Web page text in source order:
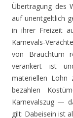
Übertragung des
auf unentgeltlich
in ihrer Freizeit
Karnevals-
von Brauchtum
verankert ist
materiellen Lohn
bezahlen
Karnevalszug —
gilt: Dabeisein ist